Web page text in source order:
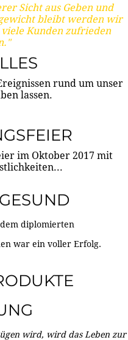
Sicht aus Geben und
bleibt werden wir
Kunden zufrieden
rund um unser
lassen.
im Oktober 2017 mit
diplomierten
war ein voller Erfolg.
wird, wird das Leben zur